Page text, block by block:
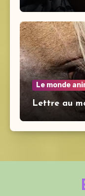
Le monde
Lettre au